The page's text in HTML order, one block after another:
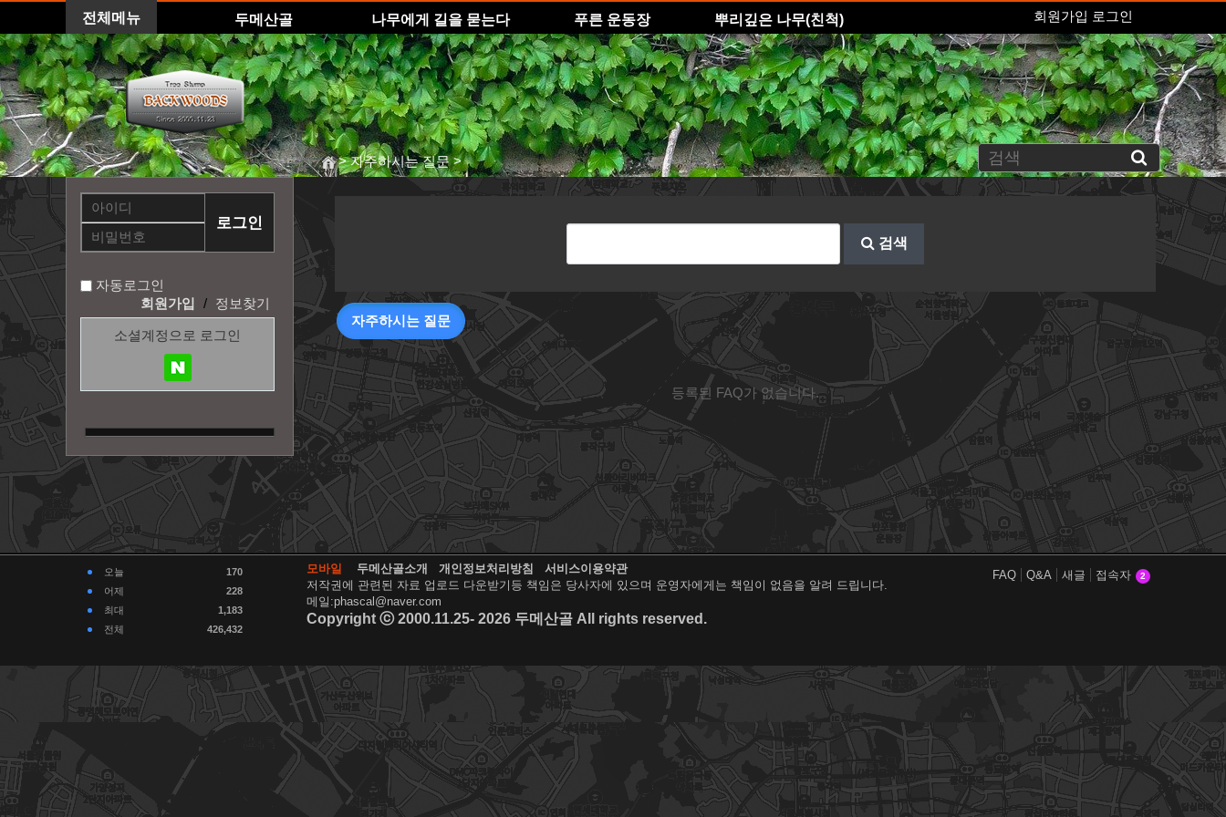
전체메뉴 두메산골 나무에게 길을 묻는다 푸른 운동장 뿌리깊은 나무(친척) 회원가입 로그인
> 자주하시는 질문 >
검색
자주하시는 질문
등록된 FAQ가 없습니다.
자동로그인
회원가입
/ 정보찾기
소셜계정으로 로그인
오늘
170
어제
228
최대
1,183
전체
426,432
모바일 두메산골소개 개인정보처리방침
서비스이용약관
저작권에 관련된 자료 업로드 다운받기등 책임은 당사자에 있으며 운영자에게는 책임이 없음을 알려 드립니다.
메일:phascal@naver.com
Copyright ⓒ 2000.11.25- 2026 두메산골 All rights reserved.
FAQ Q&A 새글 접속자 2